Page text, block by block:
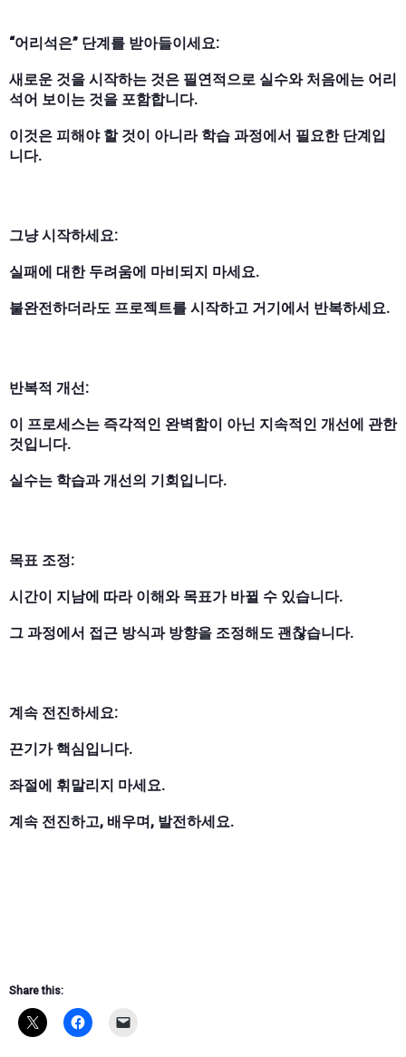
“어리석은” 단계를 받아들이세요:
새로운 것을 시작하는 것은 필연적으로 실수와 처음에는 어리
석어 보이는 것을 포함합니다.
이것은 피해야 할 것이 아니라 학습 과정에서 필요한 단계입
니다.
그냥 시작하세요:
실패에 대한 두려움에 마비되지 마세요.
불완전하더라도 프로젝트를 시작하고 거기에서 반복하세요.
반복적 개선:
이 프로세스는 즉각적인 완벽함이 아닌 지속적인 개선에 관한
것입니다.
실수는 학습과 개선의 기회입니다.
목표 조정:
시간이 지남에 따라 이해와 목표가 바뀔 수 있습니다.
그 과정에서 접근 방식과 방향을 조정해도 괜찮습니다.
계속 전진하세요:
끈기가 핵심입니다.
좌절에 휘말리지 마세요.
계속 전진하고, 배우며, 발전하세요.
Share this: